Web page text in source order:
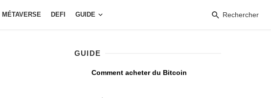
MÉTAVERSE DEFI GUIDE Rechercher
GUIDE
Comment acheter du Bitcoin